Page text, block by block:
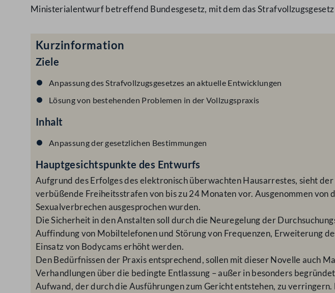
Ministerialentwurf betreffend Bundesgesetz, mit dem das
Kurzinformation
Ziele
Anpassung des Strafvollzugsgesetzes an aktuelle Entwicklungen
Lösung von bestehenden Problemen in der Vollzugspraxis
Inhalt
Anpassung der gesetzlichen Bestimmungen
Hauptgesichtspunkte des Entwurfs
Aufgrund des Erfolges des elektronisch überwachten Hausarrestes, sieht
verbüßende Freiheitsstrafen von bis zu 24 Monaten vor. Ausgenommen
Sexualverbrechen ausgesprochen wurden.
Die Sicherheit in den Anstalten soll durch die Neuregelung der
Auffindung von Mobiltelefonen und Störung von Frequenzen, Erweiterung
Einsatz von Bodycams erhöht werden.
Den Bedürfnissen der Praxis entsprechend, sollen mit dieser Novelle auch
Verhandlungen über die bedingte Entlassung – außer in besonders
Aufwand, der durch die Ausführungen zum Gericht entstehen, zu